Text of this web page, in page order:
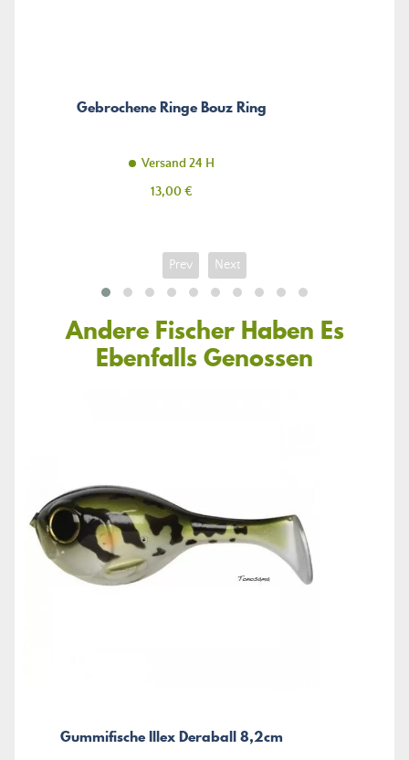
Gebrochene Ringe Bouz Ring
Versand 24 H
Preis
13,00 €
Prev Next
Andere Fischer Haben Es
Ebenfalls Genossen
Gummifische Illex Deraball 8,2cm